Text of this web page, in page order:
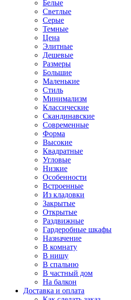
Белые
Светлые
Серые
Темные
Цена
Элитные
Дешевые
Размеры
Большие
Маленькие
Стиль
Минимализм
Классические
Скандинавские
Современные
Форма
Высокие
Квадратные
Угловые
Низкие
Особенности
Встроенные
Из кладовки
Закрытые
Открытые
Раздвижные
Гардеробные шкафы
Назначение
В комнату
В нишу
В спальню
В частный дом
На балкон
Доставка и оплата